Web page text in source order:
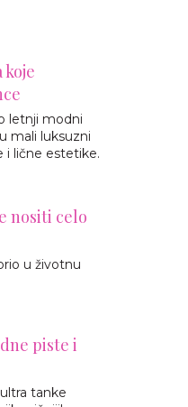
koje
letnji modni
mali luksuzni
i lične estetike.
nositi celo
u životnu
piste i
tanke